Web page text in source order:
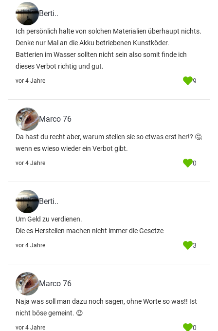
Berti..
Ich persönlich halte von solchen Materialien überhaupt nichts.
Denke nur Mal an die Akku betriebenen Kunstköder.
Batterien im Wasser sollten nicht sein also somit finde ich
dieses Verbot richtig und gut.
vor 4 Jahre 9
Marco 76
Da hast du recht aber, warum stellen sie so etwas erst her!? 🤔
wenn es wieso wieder ein Verbot gibt.
vor 4 Jahre 0
Berti..
Um Geld zu verdienen.
Die es Herstellen machen nicht immer die Gesetze
vor 4 Jahre 3
Marco 76
Naja was soll man dazu noch sagen, ohne Worte so was!! Ist
nicht böse gemeint. 😉
vor 4 Jahre 0